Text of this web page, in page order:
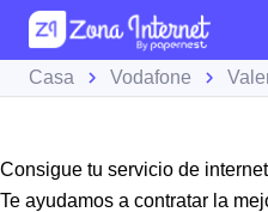
Casa Vodafone
Consigue tu servicio de
Te ayudamos a contratar la